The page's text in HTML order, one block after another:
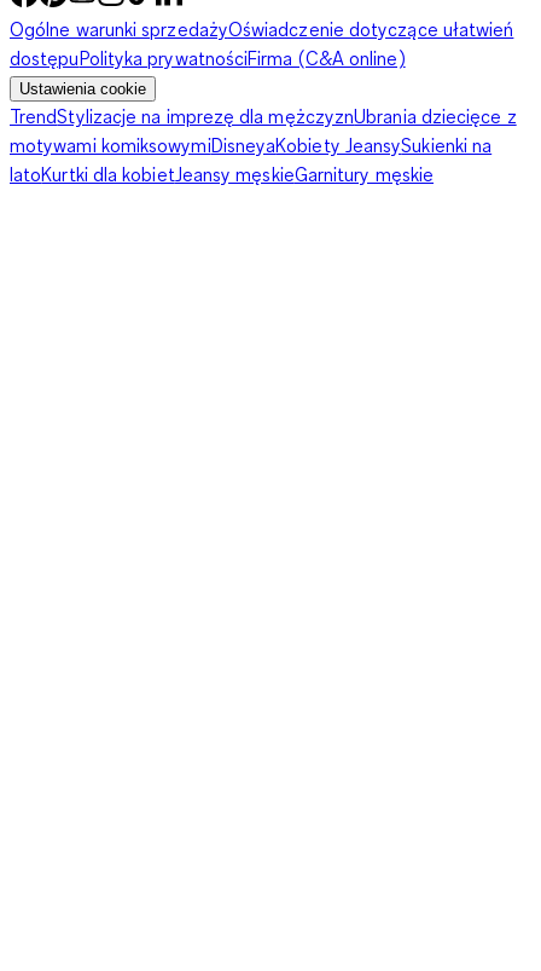
Ogólne warunki sprzedażyOświadczenie dotyczące ułatwień
dostępuPolityka prywatnościFirma (C&A online)
Ustawienia cookie
TrendStylizacje na imprezę dla mężczyznUbrania dziecięce z
motywami komiksowymiDisneyaKobiety JeansySukienki na
latoKurtki dla kobiet Jeansy męskieGarnitury męskie